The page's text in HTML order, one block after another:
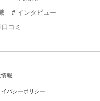
インタビュー
コミ
報
イバシーポリシー